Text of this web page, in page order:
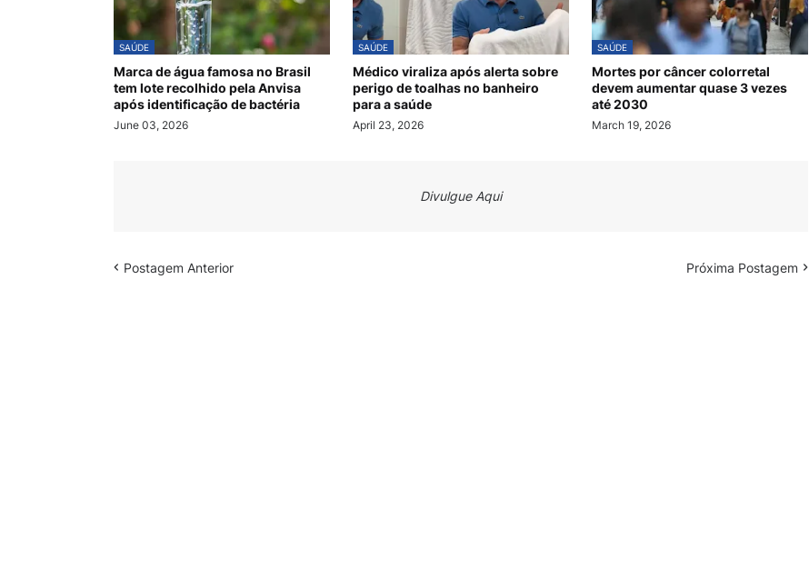
SAÚDE
Marca de água famosa no Brasil
tem lote recolhido pela Anvisa
após identificação de bactéria
June 03, 2026
SAÚDE
Médico viraliza após alerta sobre
perigo de toalhas no banheiro
para a saúde
April 23, 2026
SAÚDE
Mortes por câncer colorretal
devem aumentar quase 3 vezes
até 2030
March 19, 2026
Divulgue Aqui
Postagem Anterior Próxima Postagem